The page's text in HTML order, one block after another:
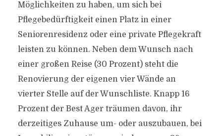
Möglichkeiten zu haben, um sich bei
Pflegebedürftigkeit einen Platz in einer
Seniorenresidenz oder eine private Pflegekraft
leisten zu können. Neben dem Wunsch nach
einer großen Reise (30 Prozent) steht die
Renovierung der eigenen vier Wände an
vierter Stelle auf der Wunschliste. Knapp 16
Prozent der Best Ager träumen davon, ihr
derzeitiges Zuhause um- oder auszubauen, bei